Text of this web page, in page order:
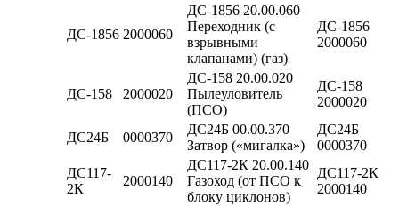
ДС-1856 2000060
ДС-1856 20.00.060
Переходник (с
взрывными
клапанами) (газ)
ДС-1856
2000060
ДС-158 2000020
ДС-158 20.00.020
Пылеуловитель
(ПСО)
ДС-158
2000020
ДС24Б 0000370
ДС24Б 00.00.370
Затвор («мигалка»)
ДС24Б
0000370
ДС117-
2К
2000140
ДС117-2К 20.00.140
Газоход (от ПСО к
блоку циклонов)
ДС117-2К
2000140